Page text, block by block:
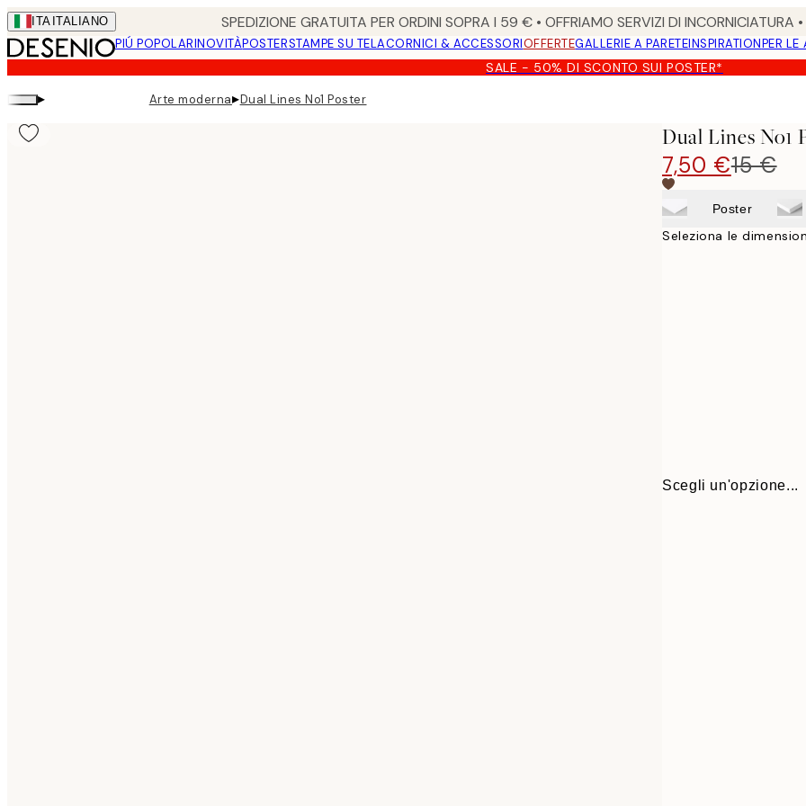
Skip
to
main
content.
ITA ITALIANO SPEDIZIONE GRATUITA PER ORDINI SOPRA I 59 € • OFFRIAMO SERVIZI DI
PIÚ POPOLARINOVITÀPOSTERSTAMPE SU TELACORNICI & ACCESSORIOFFERTEGALLERIE A PARETEINSPIRATIONPER LE
SALE - 50% DI SCONTO SUI POSTER*
▸ Arte moderna▸Dual Lines No1 Poster
Dual Lines No1
7,50 €15 €
Poster
Seleziona le
Scegli un'opzione...